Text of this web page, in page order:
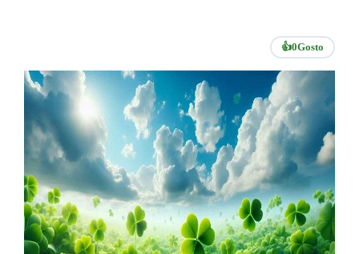
👍0Gosto